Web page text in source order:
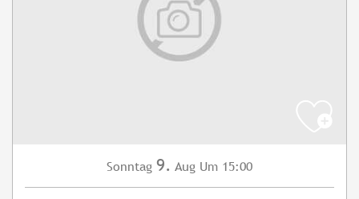
Sonntag 9. Aug Um 15:00